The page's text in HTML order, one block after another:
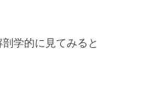
学的に見てみると